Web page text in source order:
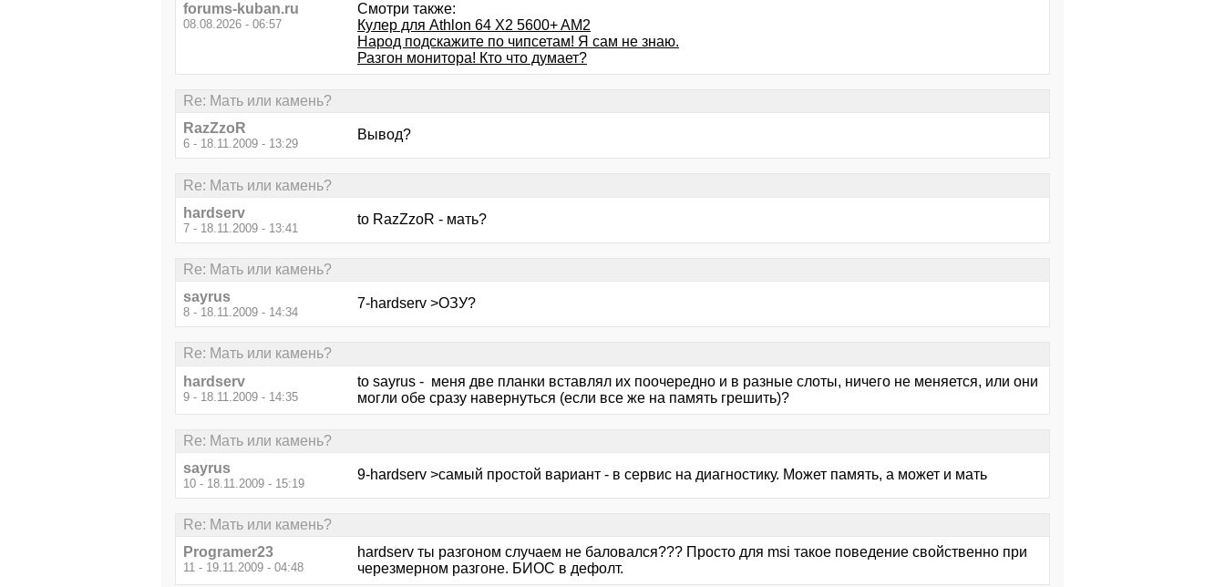
forums-kuban.ru
08.08.2026 - 06:57
Смотри также:
Кулер для Athlon 64 X2 5600+ AM2
Народ подскажите по чипсетам! Я сам не знаю.
Разгон монитора! Кто что думает?
Re: Мать или камень?
RazZzoR
6 - 18.11.2009 - 13:29
Вывод?
Re: Мать или камень?
hardserv
7 - 18.11.2009 - 13:41
to RazZzoR - мать?
Re: Мать или камень?
sayrus
8 - 18.11.2009 - 14:34
7-hardserv >ОЗУ?
Re: Мать или камень?
hardserv
9 - 18.11.2009 - 14:35
to saуrus - меня две планки вставлял их поочередно и в разные слоты, ничего не меняется, или они
могли обе сразу навернуться (если все же на память грешить)?
Re: Мать или камень?
sayrus
10 - 18.11.2009 - 15:19
9-hardserv >самый простой вариант - в сервис на диагностику. Может память, а может и мать
Re: Мать или камень?
Programer23
11 - 19.11.2009 - 04:48
hardserv ты разгоном случаем не баловался??? Просто для msi такое поведение свойственно при
черезмерном разгоне. БИОС в дефолт.